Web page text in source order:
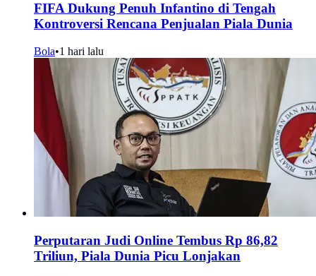
FIFA Dukung Penuh Infantino di Tengah
Kontroversi Rencana Penjualan Piala Dunia
Bola•1 hari lalu
Perputaran Judi Online Tembus Rp 86,82
Triliun, Piala Dunia Picu Lonjakan